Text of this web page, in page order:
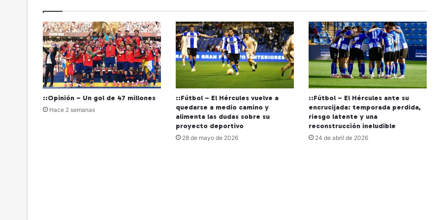
::Opinión – Un gol de 47 millones
Hace 2 semanas
::Fútbol – El Hércules vuelve a
quedarse a medio camino y
alimenta las dudas sobre su
proyecto deportivo
28 de mayo de 2026
::Fútbol – El Hércules ante su
encrucijada: temporada perdida,
riesgo latente y una
reconstrucción ineludible
24 de abril de 2026